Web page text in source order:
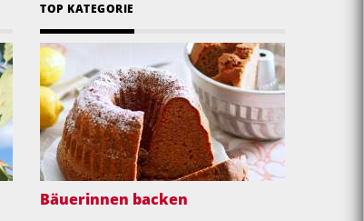
TOP KATEGORIE
Bäuerinnen backen